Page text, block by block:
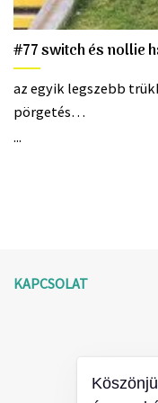
#77 switch és nollie
az egyik legszebb
pörgetés…
...
KAPCSOLAT